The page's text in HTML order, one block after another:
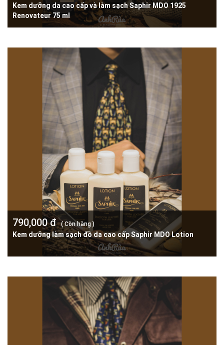
Kem dưỡng da cao cấp và làm sạch Saphir MDO 1925
Renovateur 75 ml
790,000 đ( Còn hàng )
Kem dưỡng làm sạch đồ da cao cấp Saphir MDO Lotion